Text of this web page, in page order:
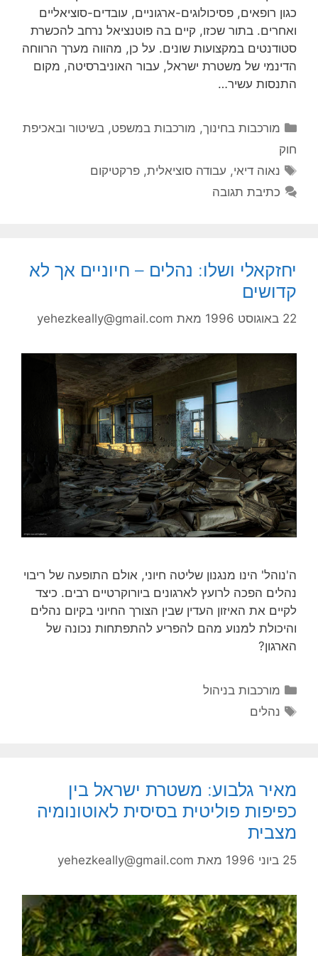
כגון רופאים, פסיכולוגים-ארגוניים, עובדים-סוציאליים
ואחרים. בתור שכזו, קיים בה פוטנציאל נרחב להכשרת
סטודנטים במקצועות שונים. על כן, מהווה מערך הרווחה
הדינמי של משטרת ישראל, עבור האוניברסיטה, מקום
התנסות עשיר…
קטגוריות
מורכבות בחינוך,מורכבות במשפט, בשיטור ובאכיפת
תגיות
נאוה דיאי ,עבודה סוציאלית,פרקטיקום
כתיבת תגובה
יחזקאלי ושלו: נהלים – חיוניים אך לא
קדושים
מאתyehezkeally@gmail.com
ה'נוהל' הינו מנגנון שליטה חיוני, אולם התופעה של ריבוי
נהלים הפכה לרועץ לארגונים ביורוקרטיים רבים. כיצד
לקיים את האיזון העדין שבין הצורך החיוני בקיום נהלים
והיכולת למנוע מהם להפריע להתפתחות נכונה של
הארגון?
קטגוריות
מורכבות בניהול
תגיות
נהלים
מאיר גלבוע: משטרת ישראל בין
כפיפות פוליטית בסיסית לאוטונומיה
מצבית
מאתyehezkeally@gmail.com